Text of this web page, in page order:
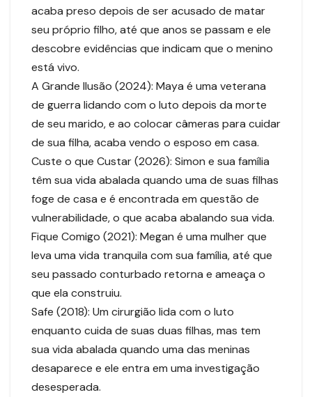
acaba preso depois de ser acusado de matar
seu próprio filho, até que anos se passam e ele
descobre evidências que indicam que o menino
está vivo.
A Grande Ilusão (2024): Maya é uma veterana
de guerra lidando com o luto depois da morte
de seu marido, e ao colocar câmeras para cuidar
de sua filha, acaba vendo o esposo em casa.
Custe o que Custar (2026): Simon e sua família
têm sua vida abalada quando uma de suas filhas
foge de casa e é encontrada em questão de
vulnerabilidade, o que acaba abalando sua vida.
Fique Comigo (2021): Megan é uma mulher que
leva uma vida tranquila com sua família, até que
seu passado conturbado retorna e ameaça o
que ela construiu.
Safe (2018): Um cirurgião lida com o luto
enquanto cuida de suas duas filhas, mas tem
sua vida abalada quando uma das meninas
desaparece e ele entra em uma investigação
desesperada.